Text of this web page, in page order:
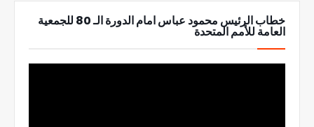
خطاب الرئيس محمود عباس امام الدورة الـ 80 للجمعية
العامة للأمم المتحدة